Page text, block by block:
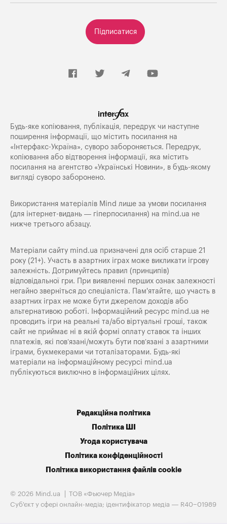
Підписатися
Будь-яке копiювання, публiкацiя, передрук чи наступне
поширення iнформацiї, що мiстить посилання на
«Iнтерфакс-Україна», суворо забороняється. Передрук,
копіювання або відтворення інформації, яка містить
посилання на агентство «Українські Новини», в будь-якому
вигляді суворо заборонено.
Використання матеріалів Mind лише за умови посилання
(для інтернет-видань — гіперпосилання) на mind.ua не
нижче третього абзацу.
Матеріали сайту mind.ua призначені для осіб старше 21
року (21+). Участь в азартних іграх може викликати ігрову
залежність. Дотримуйтесь правил (принципів)
відповідальної гри. При виявленні перших ознак залежності
негайно зверніться до спеціаліста. Пам'ятайте, що участь в
азартних іграх не може бути джерелом доходів або
альтернативою роботі. Інформаційний ресурс mind.ua не
проводить ігри на реальні та/або віртуальні гроші, також
сайт не приймає ні в якій формі оплату ставок та інших
платежів, які пов’язані/можуть бути пов’язані з азартними
іграми, букмекерами чи тоталізаторами. Будь-які
матеріали на інформаційному ресурсі mind.ua
публікуються виключно в інформаційних цілях.
Редакційна політика
Політика ШІ
Угода користувача
Політика конфіденційності
Політика використання файлів cookie
© 2026 Mind.ua
ТОВ «Фьючер Медiа»
Cуб'єкт у сфері онлайн-медіа; ідентифікатор медіа — R40−01989